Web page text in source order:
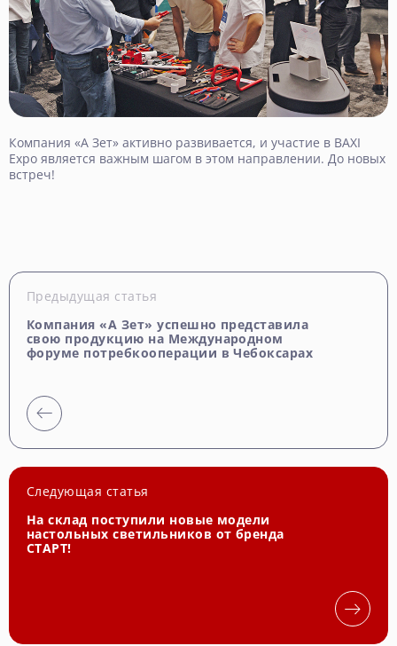
Компания «А Зет» активно развивается, и участие в BAXI
Expo является важным шагом в этом направлении. До новых
встреч!
Предыдущая статья
Компания «А Зет» успешно представила
свою продукцию на Международном
форуме потребкооперации в Чебоксарах
Следующая статья
На склад поступили новые модели
настольных светильников от бренда
СТАРТ!